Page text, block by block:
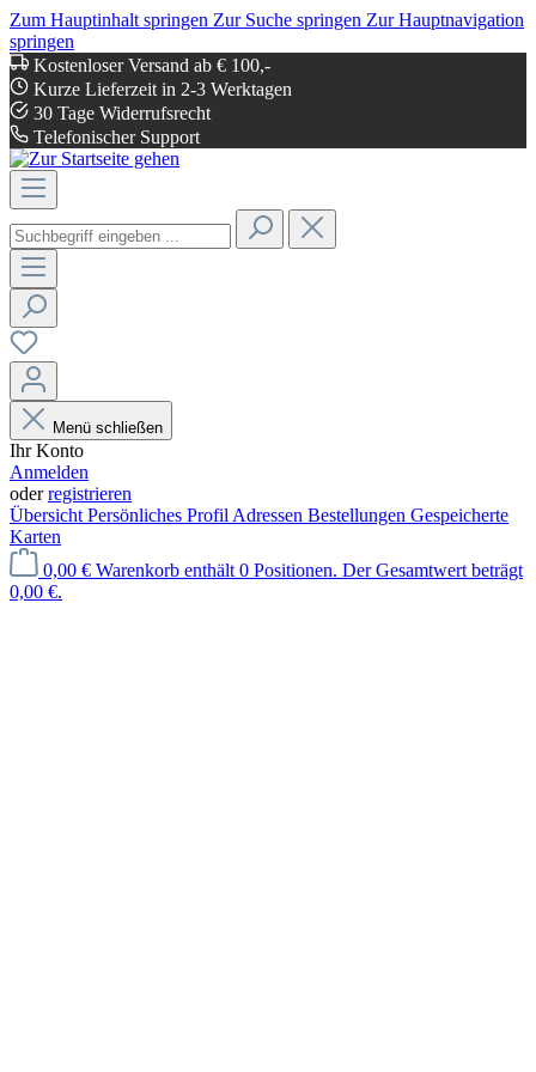
Zum Hauptinhalt springen Zur Suche springen Zur Hauptnavigation
springen
Kostenloser Versand ab € 100,-
Kurze Lieferzeit in 2-3 Werktagen
30 Tage Widerrufsrecht
Telefonischer Support
Menü schließen
Ihr Konto
Anmelden
oderregistrieren
Übersicht Persönliches Profil Adressen Bestellungen Gespeicherte
Karten
0,00 € Warenkorb enthält 0 Positionen. Der Gesamtwert beträgt
0,00 €.